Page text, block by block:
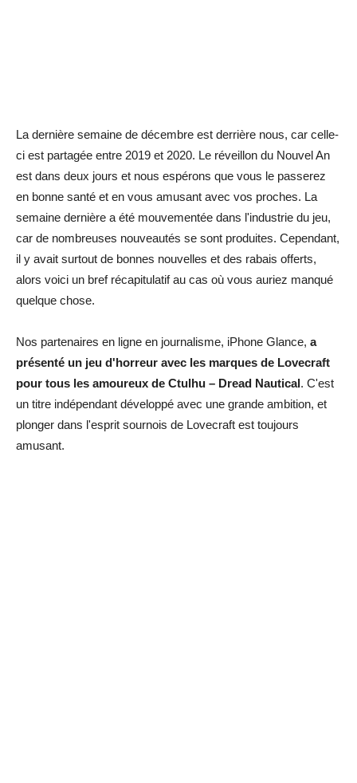
La dernière semaine de décembre est derrière nous, car celle-
ci est partagée entre 2019 et 2020. Le réveillon du Nouvel An
est dans deux jours et nous espérons que vous le passerez
en bonne santé et en vous amusant avec vos proches. La
semaine dernière a été mouvementée dans l'industrie du jeu,
car de nombreuses nouveautés se sont produites. Cependant,
il y avait surtout de bonnes nouvelles et des rabais offerts,
alors voici un bref récapitulatif au cas où vous auriez manqué
quelque chose.
Nos partenaires en ligne en journalisme, iPhone Glance, a
présenté un jeu d'horreur avec les marques de Lovecraft
pour tous les amoureux de Ctulhu – Dread Nautical. C'est
un titre indépendant développé avec une grande ambition, et
plonger dans l'esprit sournois de Lovecraft est toujours
amusant.